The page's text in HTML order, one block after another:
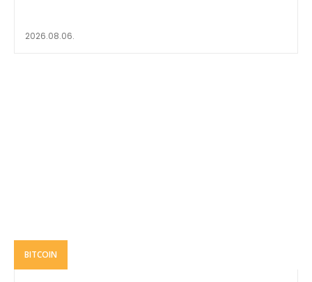
2026.08.06.
BITCOIN